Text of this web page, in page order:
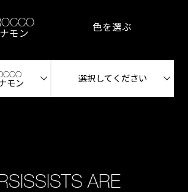
モン
モン
色を選ぶ
選択してください
ARE